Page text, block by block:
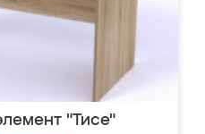
"Тисе"